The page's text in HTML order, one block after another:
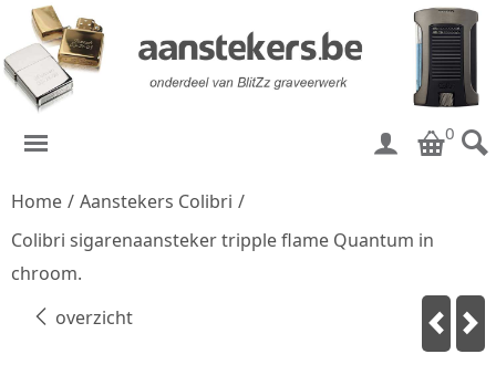
0
Home / Aanstekers Colibri /
Colibri sigarenaansteker tripple flame Quantum in
chroom.
overzicht